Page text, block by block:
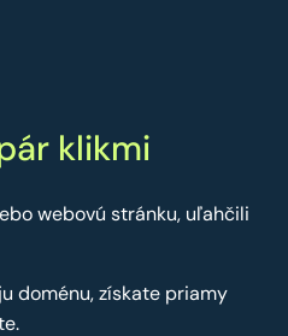
klikmi
webovú stránku, uľahčili
doménu, získate priamy